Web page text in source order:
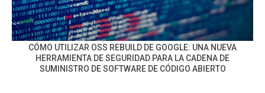
CÓMO UTILIZAR OSS REBUILD DE GOOGLE: UNA NUEVA
HERRAMIENTA DE SEGURIDAD PARA LA CADENA DE
SUMINISTRO DE SOFTWARE DE CÓDIGO ABIERTO